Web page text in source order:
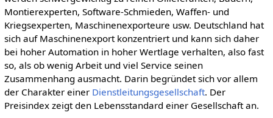
Montierexperten, Software-Schmieden, Waffen- und
Kriegsexperten, Maschinenexporteure usw. Deutschland hat
sich auf Maschinenexport konzentriert und kann sich daher
bei hoher Automation in hoher Wertlage verhalten, also fast
so, als ob wenig Arbeit und viel Service seinen
Zusammenhang ausmacht. Darin begründet sich vor allem
der Charakter einer Dienstleitungsgesellschaft. Der
Preisindex zeigt den Lebensstandard einer Gesellschaft an.